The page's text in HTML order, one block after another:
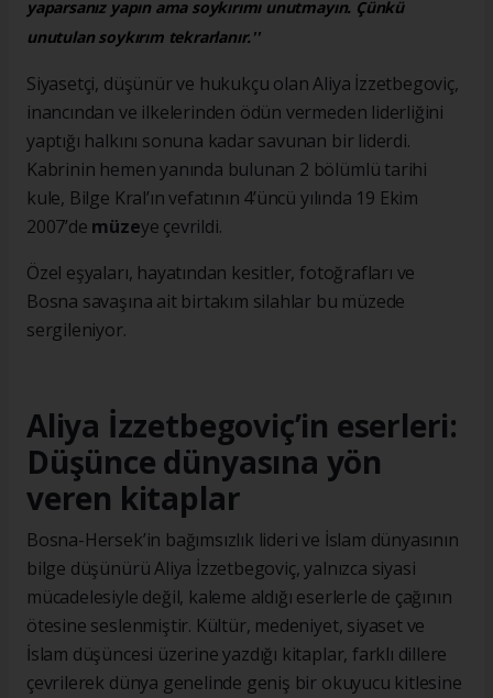
yaparsanız yapın ama soykırımı unutmayın. Çünkü
unutulan soykırım tekrarlanır.''
Siyasetçi, düşünür ve hukukçu olan Aliya İzzetbegoviç,
inancından ve ilkelerinden ödün vermeden liderliğini
yaptığı halkını sonuna kadar savunan bir liderdi.
Kabrinin hemen yanında bulunan 2 bölümlü tarihi
kule, Bilge Kral’ın vefatının 4’üncü yılında 19 Ekim
2007’de müzeye çevrildi.
Özel eşyaları, hayatından kesitler, fotoğrafları ve
Bosna savaşına ait birtakım silahlar bu müzede
sergileniyor.
Aliya İzzetbegoviç’in eserleri:
Düşünce dünyasına yön
veren kitaplar
Bosna-Hersek’in bağımsızlık lideri ve İslam dünyasının
bilge düşünürü Aliya İzzetbegoviç, yalnızca siyasi
mücadelesiyle değil, kaleme aldığı eserlerle de çağının
ötesine seslenmiştir. Kültür, medeniyet, siyaset ve
İslam düşüncesi üzerine yazdığı kitaplar, farklı dillere
çevrilerek dünya genelinde geniş bir okuyucu kitlesine